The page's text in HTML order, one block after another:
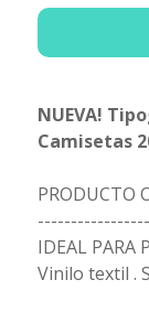
NUEVA!
Camisetas
PRODUCTO
IDEAL
Vinilo textil .